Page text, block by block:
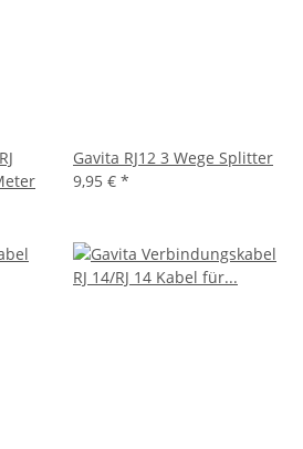
Gavita RJ12 3 Wege Splitter
9,95 € *